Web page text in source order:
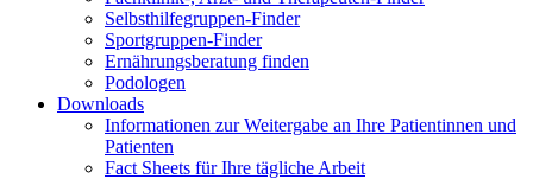
Selbsthilfegruppen-Finder
Sportgruppen-Finder
Ernährungsberatung finden
Podologen
Downloads
Informationen zur Weitergabe an Ihre Patientinnen und
Patienten
Fact Sheets für Ihre tägliche Arbeit